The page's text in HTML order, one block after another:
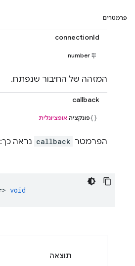
פרמטרים
connectionId
number
המזהה של החיבור שנפתח.
callback
פונקציה אופציונלית
הפרמטר callback נראה כך:
void
תוצאה